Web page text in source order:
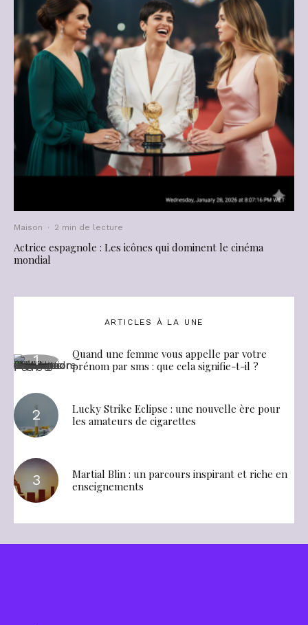
Maison · 2 min de lecture
Actrice espagnole : Les icônes qui dominent le cinéma
mondial
ARTICLES À LA UNE
Quand une femme vous appelle par votre
prénom par sms : que cela signifie-t-il ?
Lucky Strike Eclipse : une nouvelle ère pour
les amateurs de cigarettes
Martial Blin : un parcours inspirant et riche en
enseignements